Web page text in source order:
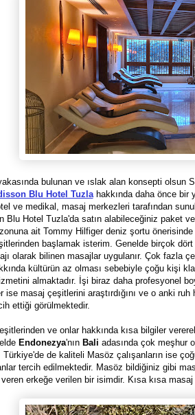
bulunan ve ıslak alan konsepti
Blu Hotel Tuzlahakkında daha önce bir
ve medikal, masaj merkezleri tarafından
Blu Hotel Tuzla'da satın alabileceğiniz paket
ait Tommy Hilfiger deniz şortu
başlamak isterim. Genelde birçok dört
olarak bilinen masajlar uygulanır. Çok fazla
kültürün az olması sebebiyle çoğu kişi
almaktadır. İşi biraz daha profesyonel
ise masaj çeşitlerini araştırdığını ve o anki
ettiği görülmektedir.
ve onlar hakkında kısa bilgiler
Endonezya'nın Bali adasında çok meşhur
Türkiye'de de kaliteli Masöz çalışanların ise
tercih edilmektedir. Masöz bildiğiniz gibi
erkeğe verilen bir isimdir. Kısa kısa